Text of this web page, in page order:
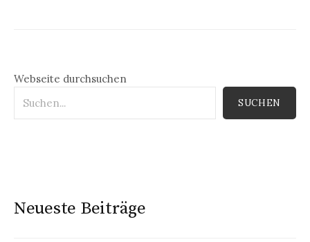
Webseite durchsuchen
SUCHEN
Neueste Beiträge